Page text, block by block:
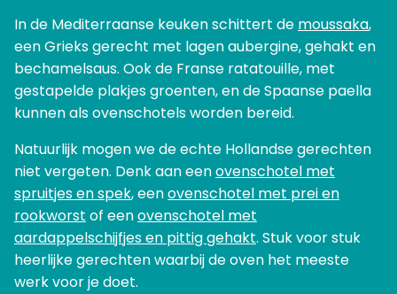
In de Mediterraanse keuken schittert de moussaka,
een Grieks gerecht met lagen aubergine, gehakt en
bechamelsaus. Ook de Franse ratatouille, met
gestapelde plakjes groenten, en de Spaanse paella
kunnen als ovenschotels worden bereid.
Natuurlijk mogen we de echte Hollandse gerechten
niet vergeten. Denk aan eenovenschotel met
spruitjes en spek, eenovenschotel met prei en
rookworst of eenovenschotel met
aardappelschijfjes en pittig gehakt. Stuk voor stuk
heerlijke gerechten waarbij de oven het meeste
werk voor je doet.